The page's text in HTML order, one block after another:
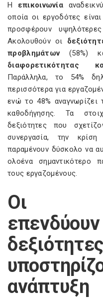
Η επικοινωνία
οποία οι εργοδότες
προσφέρουν
Ακολουθούν οι
προβλημάτων(58%)
διαφορετικότητας
Παράλληλα, το 54%
περισσότερα για
ενώ το 48% αναγνωρίζει
καθοδήγησης. Τα
δεξιότητες που
συνεργασία, την
παραμένουν δύσκολο να
ολοένα σημαντικότερο
τους εργαζομένους.
Οι
ανάπτυξη